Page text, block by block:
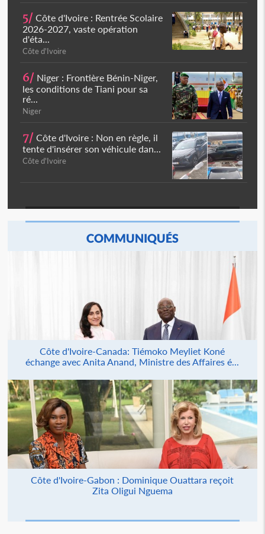
5/ Côte d'Ivoire : Rentrée Scolaire
2026-2027, vaste opération
d'éta...
Côte d'Ivoire
6/ Niger : Frontière Bénin-Niger,
les conditions de Tiani pour sa
ré...
Niger
7/ Côte d'Ivoire : Non en règle, il
tente d'insérer son véhicule dan...
Côte d'Ivoire
COMMUNIQUÉS
Côte d'Ivoire-Canada: Tiémoko Meyliet Koné
échange avec Anita Anand, Ministre des Affaires é...
Côte d'Ivoire-Gabon : Dominique Ouattara reçoit
Zita Oligui Nguema